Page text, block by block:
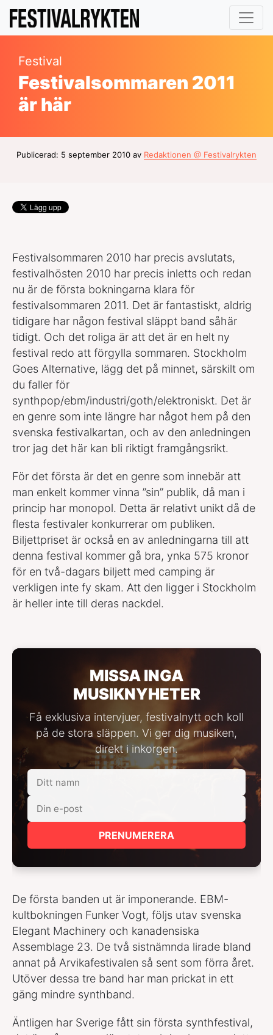
Festival
Festivalsommaren 2011
är här
Publicerad: 5 september 2010 av Redaktionen @ Festivalrykten
Festivalsommaren 2010 har precis avslutats,
festivalhösten 2010 har precis inletts och redan
nu är de första bokningarna klara för
festivalsommaren 2011. Det är fantastiskt, aldrig
tidigare har någon festival släppt band såhär
tidigt. Och det roliga är att det är en helt ny
festival redo att förgylla sommaren. Stockholm
Goes Alternative, lägg det på minnet, särskilt om
du faller för
synthpop/ebm/industri/goth/elektroniskt. Det är
en genre som inte längre har något hem på den
svenska festivalkartan, och av den anledningen
tror jag det här kan bli riktigt framgångsrikt.
För det första är det en genre som innebär att
man enkelt kommer vinna ”sin” publik, då man i
princip har monopol. Detta är relativt unikt då de
flesta festivaler konkurrerar om publiken.
Biljettpriset är också en av anledningarna till att
denna festival kommer gå bra, ynka 575 kronor
för en två-dagars biljett med camping är
verkligen inte fy skam. Att den ligger i Stockholm
är heller inte till deras nackdel.
MISSA INGA
MUSIKNYHETER
Få exklusiva intervjuer, festivalnytt och koll
på de stora släppen. Vi ger dig musiken,
direkt i inkorgen.
PRENUMERERA
De första banden ut är imponerande. EBM-
kultbokningen Funker Vogt, följs utav svenska
Elegant Machinery och kanadensiska
Assemblage 23. De två sistnämnda lirade bland
annat på Arvikafestivalen så sent som förra året.
Utöver dessa tre band har man prickat in ett
gäng mindre synthband.
Äntligen har Sverige fått sin första synthfestival,